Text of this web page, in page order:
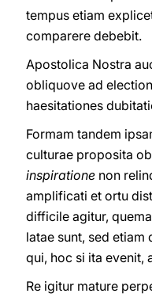
tempus etiam
comparere debebit.
Apostolica Nostra
obliquove ad
haesitationes
Formam tandem
culturae proposita
inspiratione non
amplificati et ortu
difficile agitur,
latae sunt, sed
qui, hoc si ita evenit,
Re igitur mature